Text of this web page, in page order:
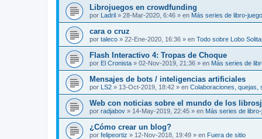
Librojuegos en crowdfunding
por Ladril » 28-Mar-2020, 6:46 » en Más series de libro-
cara o cruz
por taleco » 22-Ene-2020, 16:36 » en Todo sobre Lobo
Flash Interactivo 4: Tropas de Choque
por El Cronista » 02-Nov-2019, 21:36 » en Más series de
Mensajes de bots / inteligencias artificiales
por LS2 » 13-Oct-2019, 18:42 » en Colaboraciones, quejas,
Web con noticias sobre el mundo de los
por radjabov » 14-May-2019, 22:45 » en Más series de
¿Cómo crear un blog?
por felipeortiz » 12-Nov-2018, 19:49 » en Fuera de sitio